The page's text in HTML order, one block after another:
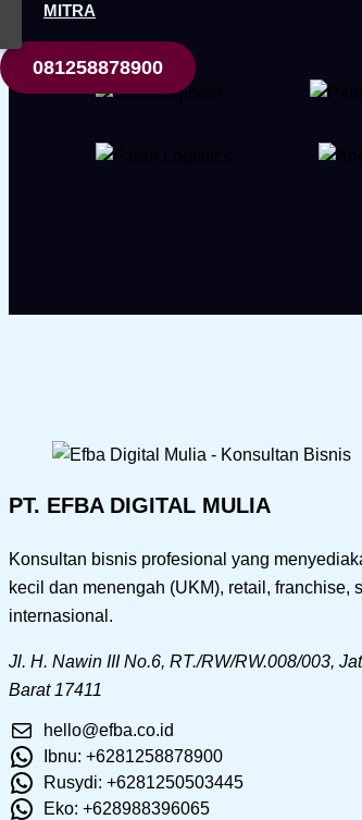
MITRA
081258878900
PT. EFBA DIGITAL MULIA
Konsultan bisnis profesional yang
kecil dan menengah (UKM), retail, franchise,
internasional.
Jl. H. Nawin III No.6, RT./RW/RW.008/003,
Barat 17411
hello@efba.co.id
Ibnu: +6281258878900
Rusydi: +6281250503445
Eko: +628988396065